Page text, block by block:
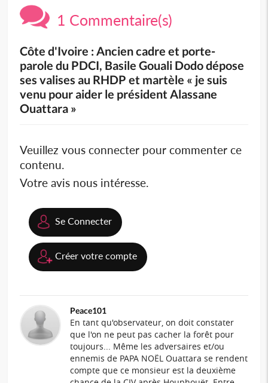
1 Commentaire(s)
Côte d'Ivoire : Ancien cadre et porte-
parole du PDCI, Basile Gouali Dodo dépose
ses valises au RHDP et martèle « je suis
venu pour aider le président Alassane
Ouattara »
Veuillez vous connecter pour commenter ce
contenu.
Votre avis nous intéresse.
Se Connecter
Créer votre compte
Peace101
En tant qu'observateur, on doit constater
que l'on ne peut pas cacher la forêt pour
toujours... Même les adversaires et/ou
ennemis de PAPA NOËL Ouattara se rendent
compte que ce monsieur est la deuxième